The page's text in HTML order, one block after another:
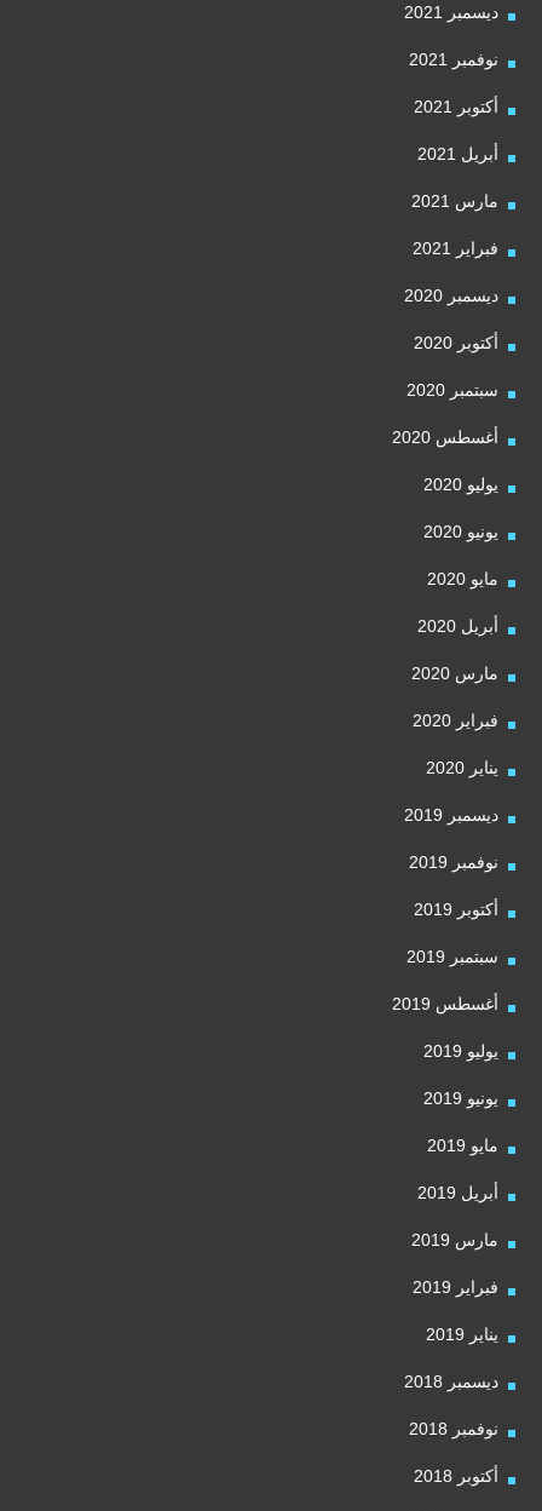
ديسمبر 2021
نوفمبر 2021
أكتوبر 2021
أبريل 2021
مارس 2021
فبراير 2021
ديسمبر 2020
أكتوبر 2020
سبتمبر 2020
أغسطس 2020
يوليو 2020
يونيو 2020
مايو 2020
أبريل 2020
مارس 2020
فبراير 2020
يناير 2020
ديسمبر 2019
نوفمبر 2019
أكتوبر 2019
سبتمبر 2019
أغسطس 2019
يوليو 2019
يونيو 2019
مايو 2019
أبريل 2019
مارس 2019
فبراير 2019
يناير 2019
ديسمبر 2018
نوفمبر 2018
أكتوبر 2018